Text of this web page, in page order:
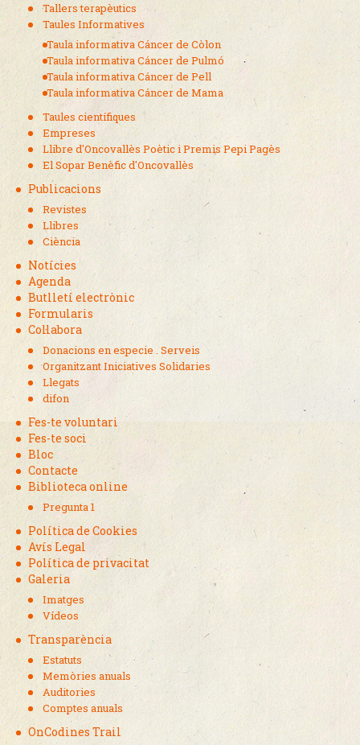
Tallers terapèutics
Taules Informatives
Taula informativa Cáncer de Còlon
Taula informativa Cáncer de Pulmó
Taula informativa Cáncer de Pell
Taula informativa Cáncer de Mama
Taules científiques
Empreses
Llibre d'Oncovallès Poètic i Premis Pepi Pagès
El Sopar Benèfic d'Oncovallès
Publicacions
Revistes
Llibres
Ciència
Notícies
Agenda
Butlletí electrònic
Formularis
Col·labora
Donacions en especie . Serveis
Organitzant Iniciatives Solidaries
Llegats
difon
Fes-te voluntari
Fes-te soci
Bloc
Contacte
Biblioteca online
Pregunta 1
Política de Cookies
Avís Legal
Política de privacitat
Galeria
Imatges
Vídeos
Transparència
Estatuts
Memòries anuals
Auditories
Comptes anuals
OnCodines Trail